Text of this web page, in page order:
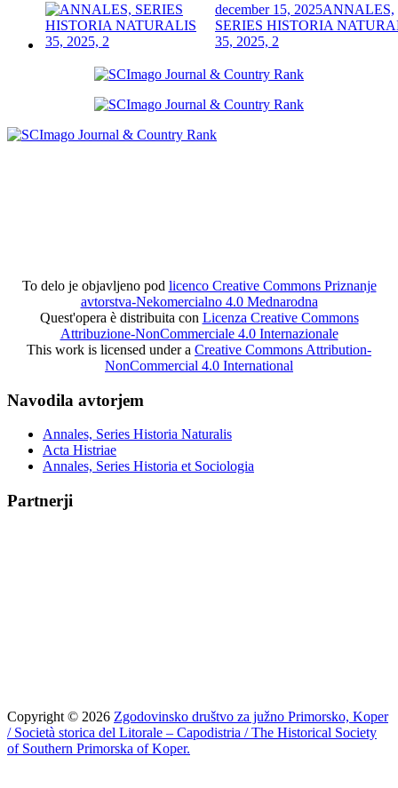
december 15, 2025ANNALES,
SERIES HISTORIA
35, 2025, 2
To delo je objavljeno pod licenco Creative Commons Priznanje
avtorstva-Nekomercialno 4.0 Mednarodna
Quest'opera è distribuita con Licenza Creative Commons
Attribuzione-NonCommerciale 4.0 Internazionale
This work is licensed under a Creative Commons Attribution-
NonCommercial 4.0 International
Navodila avtorjem
Annales, Series Historia Naturalis
Acta Histriae
Annales, Series Historia et Sociologia
Partnerji
Copyright © 2026 Zgodovinsko društvo za južno Primorsko, Koper
/ Società storica del Litorale – Capodistria / The Historical Society
of Southern Primorska of Koper.